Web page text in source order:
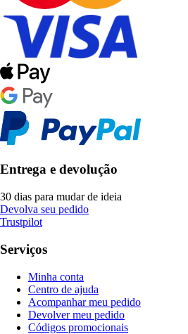
Entrega e devolução
30 dias para mudar de ideia
Devolva seu pedido
Trustpilot
Serviços
Minha conta
Centro de ajuda
Acompanhar meu pedido
Devolver meu pedido
Códigos promocionais